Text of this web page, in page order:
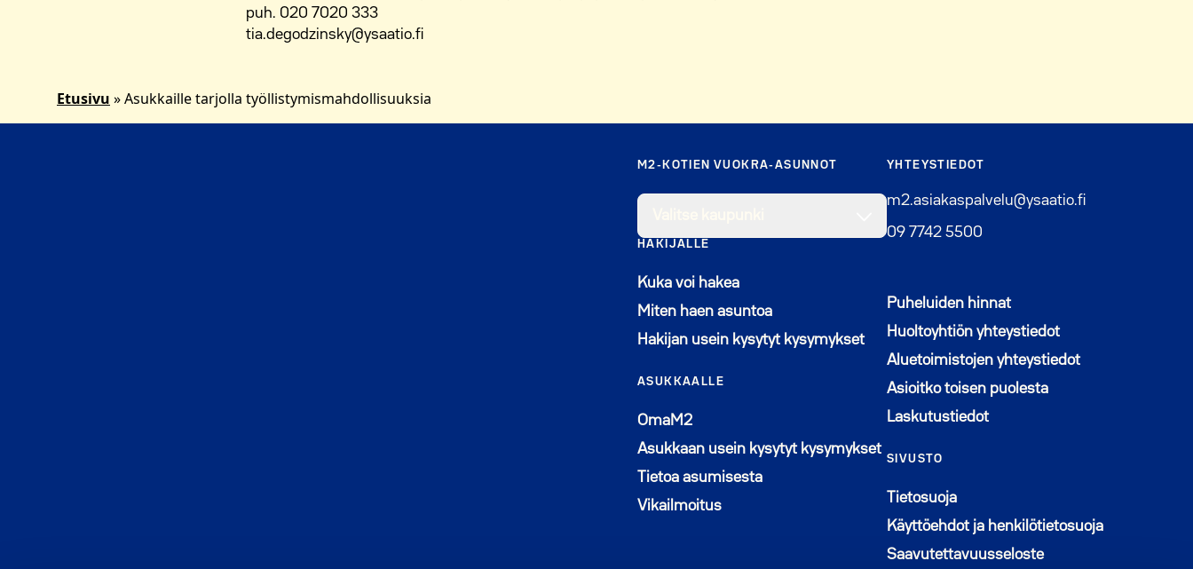
puh. 020 7020 333
tia.degodzinsky@ysaatio.fi
Etusivu »Asukkaille tarjolla työllistymismahdollisuuksia
M2-KOTIEN VUOKRA-ASUNNOT
HAKIJALLE
Kuka voi hakea
Miten haen asuntoa
Hakijan usein kysytyt kysymykset
ASUKKAALLE
OmaM2Avautuu uuteen ikkunaan
Asukkaan usein kysytyt kysymykset
Tietoa asumisesta
Vikailmoitus
YHTEYSTIEDOT
m2.asiakaspalvelu@ysaatio.fi
09 7742 5500
Puheluiden hinnat
Huoltoyhtiön yhteystiedot
Aluetoimistojen yhteystiedot
Asioitko toisen puolesta
Laskutustiedot
SIVUSTO
Tietosuoja
Käyttöehdot ja henkilötietosuoja
Saavutettavuusseloste